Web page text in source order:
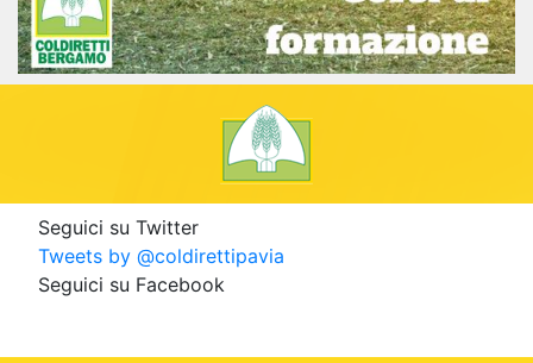
Seguici su Twitter
Tweets by @coldirettipavia
Seguici su Facebook